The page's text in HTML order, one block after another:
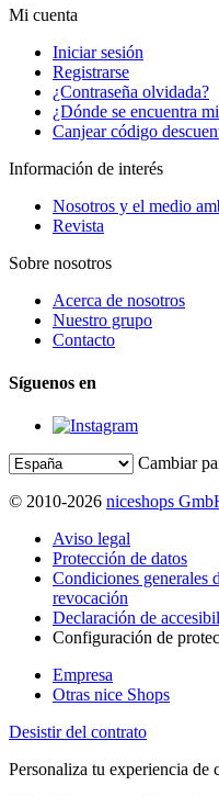
Mi cuenta
Iniciar sesión
Registrarse
¿Contraseña olvidada?
¿Dónde se encuentra
Canjear código
Información de interés
Nosotros y el medio
Revista
Sobre nosotros
Acerca de nosotros
Nuestro grupo
Contacto
Síguenos en
Cambiar
© 2010-2026 niceshops
Aviso legal
Protección de datos
Condiciones generales
revocación
Declaración de
Configuración de
Empresa
Otras nice Shops
Desistir del contrato
Personaliza tu experiencia de